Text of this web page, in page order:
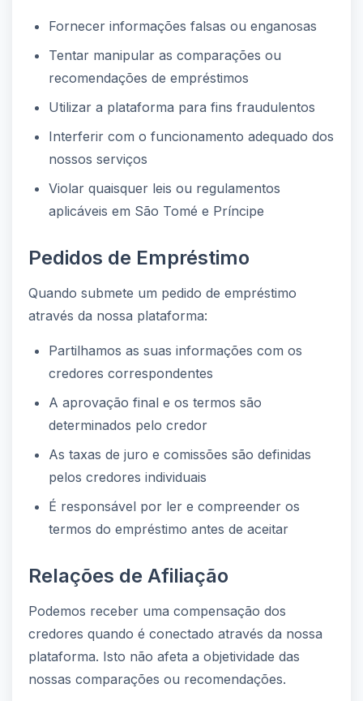
Fornecer informações falsas ou enganosas
Tentar manipular as comparações ou
recomendações de empréstimos
Utilizar a plataforma para fins fraudulentos
Interferir com o funcionamento adequado dos
nossos serviços
Violar quaisquer leis ou regulamentos
aplicáveis em São Tomé e Príncipe
Pedidos de Empréstimo
Quando submete um pedido de empréstimo
através da nossa plataforma:
Partilhamos as suas informações com os
credores correspondentes
A aprovação final e os termos são
determinados pelo credor
As taxas de juro e comissões são definidas
pelos credores individuais
É responsável por ler e compreender os
termos do empréstimo antes de aceitar
Relações de Afiliação
Podemos receber uma compensação dos
credores quando é conectado através da nossa
plataforma. Isto não afeta a objetividade das
nossas comparações ou recomendações.